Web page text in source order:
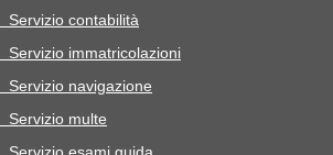
Servizio contabilità
Servizio immatricolazioni
Servizio navigazione
Servizio multe